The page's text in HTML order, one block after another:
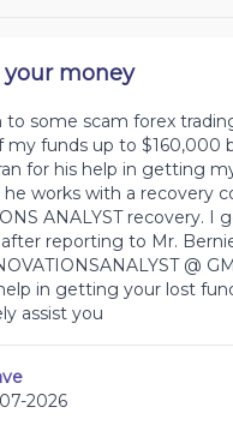
your money
to some scam forex
my funds up to $160,000
for his help in getting
he works with a recovery
ANALYST recovery. I
reporting to Mr.
@
in getting your lost
assist you
2026